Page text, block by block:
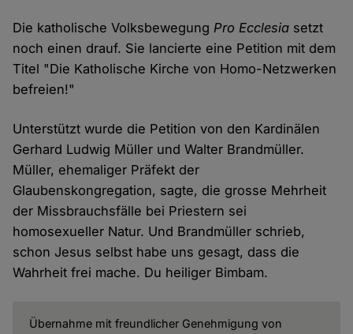
Die katholische VolksbewegungPro Ecclesia setzt
noch einen drauf. Sie lancierte eine Petition mit dem
Titel "Die Katholische Kirche von Homo-Netzwerken
befreien!"
Unterstützt wurde die Petition von den Kardinälen
Gerhard Ludwig Müller und Walter Brandmüller.
Müller, ehemaliger Präfekt der
Glaubenskongregation, sagte, die grosse Mehrheit
der Missbrauchsfälle bei Priestern sei
homosexueller Natur. Und Brandmüller schrieb,
schon Jesus selbst habe uns gesagt, dass die
Wahrheit frei mache. Du heiliger Bimbam.
Übernahme mit freundlicher Genehmigung von